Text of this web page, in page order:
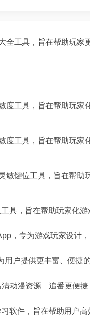
全工具，旨在帮助玩家
度工具，旨在帮助玩家
度工具，旨在帮助玩家
敏键位工具，旨在帮助
具，旨在帮助玩家化游
，专为游戏玩家设计
户提供更丰富、便捷
动漫资源，追番更便捷
软件，旨在帮助用户高